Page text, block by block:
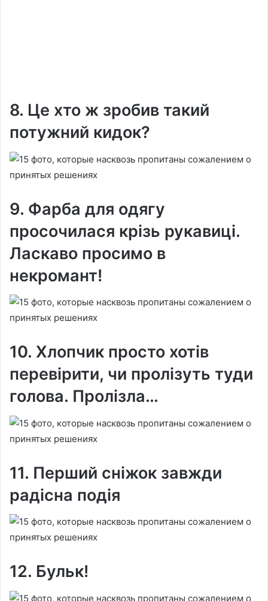
8. Це хто ж зробив такий
потужний кидок?
9. Фарба для одягу
просочилася крізь рукавиці.
Ласкаво просимо в
некромант!
10. Хлопчик просто хотів
перевірити, чи пролізуть туди
голова. Пролізла…
11. Перший сніжок завжди
радісна подія
12. Бульк!